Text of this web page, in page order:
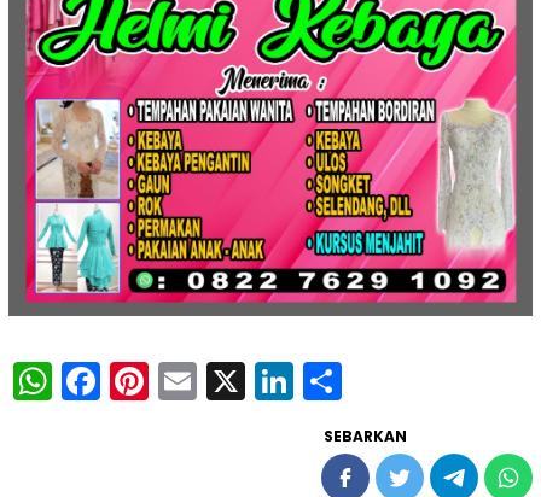
WhatsApp
Facebook
Pinterest
Email
X LinkedIn
SEBARKAN